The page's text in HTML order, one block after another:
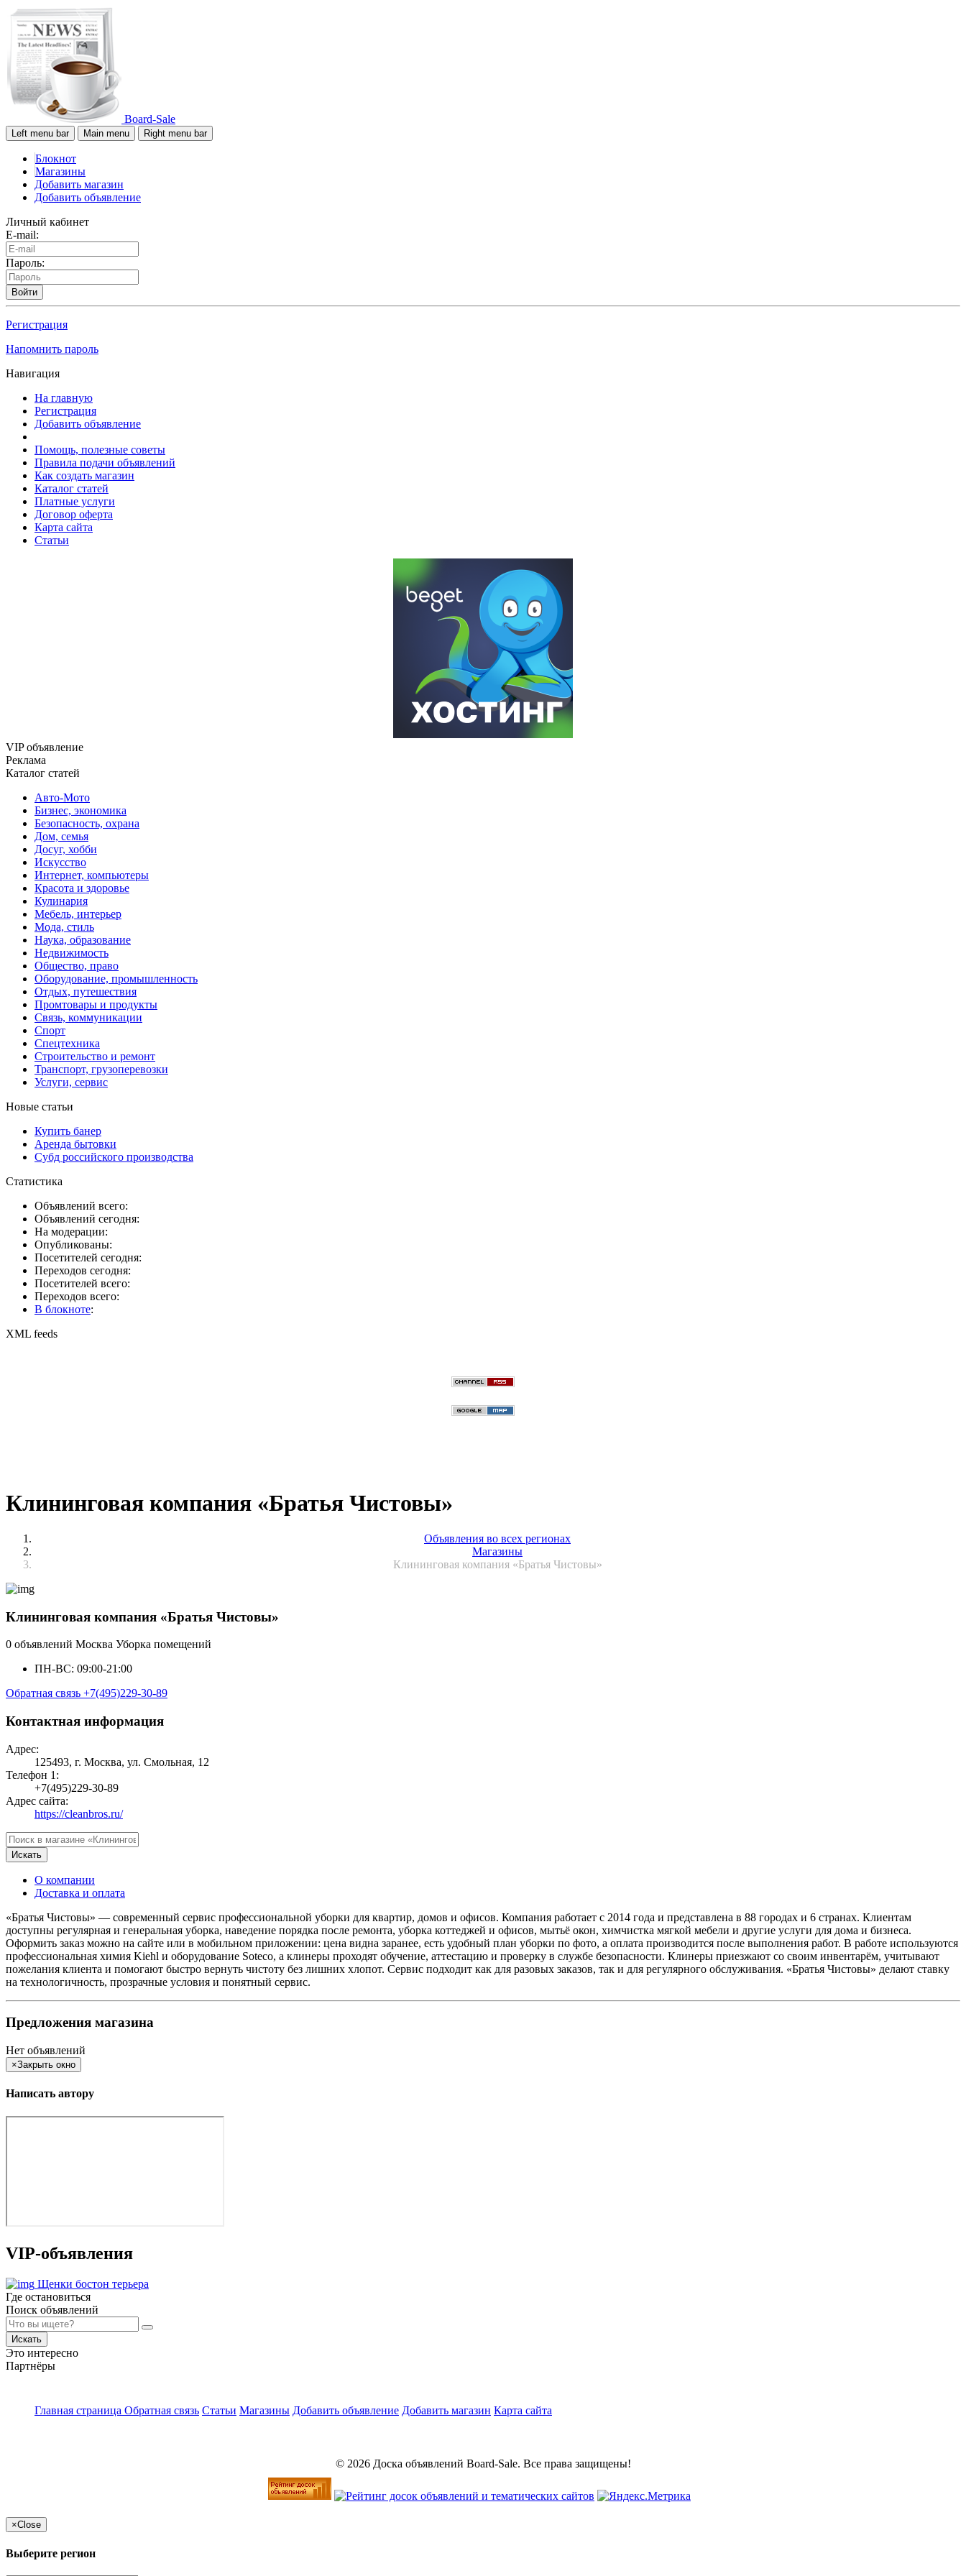
Board-Sale
Left menu bar Main menu Right menu bar
Блокнот
Магазины
Добавить магазин
Добавить объявление
Личный кабинет
E-mail:
Пароль:
Войти
Регистрация
Напомнить пароль
Навигация
На главную
Регистрация
Добавить объявление
Помощь, полезные советы
Правила подачи объявлений
Как создать магазин
Каталог статей
Платные услуги
Договор оферта
Карта сайта
Статьи
VIP объявление
Реклама
Каталог статей
Авто-Мото
Бизнес, экономика
Безопасность, охрана
Дом, семья
Досуг, хобби
Искусство
Интернет, компьютеры
Красота и здоровье
Кулинария
Мебель, интерьер
Мода, стиль
Наука, образование
Недвижимость
Общество, право
Оборудование, промышленность
Отдых, путешествия
Промтовары и продукты
Связь, коммуникации
Спорт
Спецтехника
Строительство и ремонт
Транспорт, грузоперевозки
Услуги, сервис
Новые статьи
Купить банер
Аренда бытовки
Субд российского производства
Статистика
Объявлений всего:
Объявлений сегодня:
На модерации:
Опубликованы:
Посетителей сегодня:
Переходов сегодня:
Посетителей всего:
Переходов всего:
В блокноте:
XML feeds
Клининговая компания «Братья Чистовы»
Объявления во всех регионах
Магазины
Клининговая компания «Братья Чистовы»
Клининговая компания «Братья Чистовы»
0 объявлений Москва Уборка помещений
ПН-ВС: 09:00-21:00
Обратная связь +7(495)229-30-89
Контактная информация
Адрес:
125493, г. Москва, ул. Смольная, 12
Телефон 1:
+7(495)229-30-89
Адрес сайта:
https://cleanbros.ru/
Искать
О компании
Доставка и оплата
«Братья Чистовы» — современный сервис профессиональной уборки для квартир, домов и офисов. Компания работает с 2014 года и представлена в 88 городах и 6 странах. Клиентам
доступны регулярная и генеральная уборка, наведение порядка после ремонта, уборка коттеджей и офисов, мытьё окон, химчистка мягкой мебели и другие услуги для дома и бизнеса.
Оформить заказ можно на сайте или в мобильном приложении: цена видна заранее, есть удобный план уборки по фото, а оплата производится после выполнения работ. В работе используются
профессиональная химия Kiehl и оборудование Soteco, а клинеры проходят обучение, аттестацию и проверку в службе безопасности. Клинеры приезжают со своим инвентарём, учитывают
пожелания клиента и помогают быстро вернуть чистоту без лишних хлопот. Сервис подходит как для разовых заказов, так и для регулярного обслуживания. «Братья Чистовы» делают ставку
на технологичность, прозрачные условия и понятный сервис.
Предложения магазина
Нет объявлений
×Закрыть окно
Написать автору
VIP-объявления
Щенки бостон терьера
Где остановиться
Поиск объявлений
Искать
Это интересно
Партнёры
Главная страница Обратная связь Статьи Магазины Добавить объявление Добавить магазин Карта сайта
© 2026 Доска объявлений Board-Sale. Все права защищены!
×Close
Выберите регион